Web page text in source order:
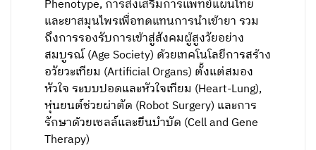
Phenotype, การส่งเสริมการแพทย์แผนไทย
และยาสมุนไพรเพื่อทดแทนการนำเข้ายา รวม
ถึงการรองรับการเข้าสู่สังคมผู้สูงวัยอย่าง
สมบูรณ์ (Age Society) ด้วยเทคโนโลยีการสร้าง
อวัยวะเทียม (Artificial Organs) ตั้งแต่สมอง
หัวใจ ระบบปอดและหัวใจเทียม (Heart-Lung),
หุ่นยนต์ช่วยผ่าตัด (Robot Surgery) และการ
รักษาด้วยเซลล์และยีนบำบัด (Cell and Gene
Therapy)